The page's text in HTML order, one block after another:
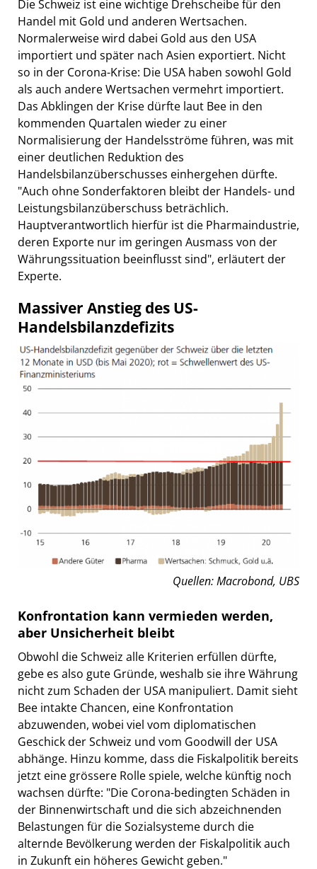
Die Schweiz ist eine wichtige Drehscheibe für den
Handel mit Gold und anderen Wertsachen.
Normalerweise wird dabei Gold aus den USA
importiert und später nach Asien exportiert. Nicht
so in der Corona-Krise: Die USA haben sowohl Gold
als auch andere Wertsachen vermehrt importiert.
Das Abklingen der Krise dürfte laut Bee in den
kommenden Quartalen wieder zu einer
Normalisierung der Handelsströme führen, was mit
einer deutlichen Reduktion des
Handelsbilanzüberschusses einhergehen dürfte.
"Auch ohne Sonderfaktoren bleibt der Handels- und
Leistungsbilanzüberschuss beträchlich.
Hauptverantwortlich hierfür ist die Pharmaindustrie,
deren Exporte nur im geringen Ausmass von der
Währungssituation beeinflusst sind", erläutert der
Experte.
Massiver Anstieg des US-
Handelsbilanzdefizits
Quellen: Macrobond, UBS
Konfrontation kann vermieden werden,
aber Unsicherheit bleibt
Obwohl die Schweiz alle Kriterien erfüllen dürfte,
gebe es also gute Gründe, weshalb sie ihre Währung
nicht zum Schaden der USA manipuliert. Damit sieht
Bee intakte Chancen, eine Konfrontation
abzuwenden, wobei viel vom diplomatischen
Geschick der Schweiz und vom Goodwill der USA
abhänge. Hinzu komme, dass die Fiskalpolitik bereits
jetzt eine grössere Rolle spiele, welche künftig noch
wachsen dürfte: "Die Corona-bedingten Schäden in
der Binnenwirtschaft und die sich abzeichnenden
Belastungen für die Sozialsysteme durch die
alternde Bevölkerung werden der Fiskalpolitik auch
in Zukunft ein höheres Gewicht geben."